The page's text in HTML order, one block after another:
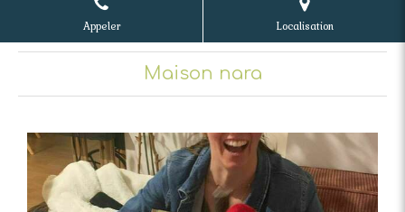
Appeler Localisation
Maison nara